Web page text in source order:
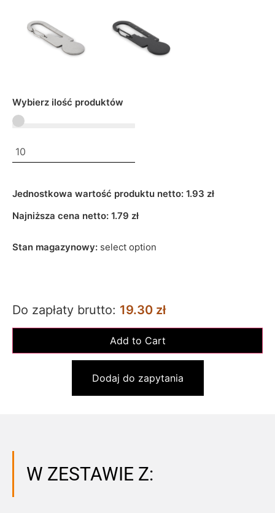
Wybierz ilość produktów
Jednostkowa wartość produktu netto: 1.93 zł
Najniższa cena netto: 1.79 zł
Stan magazynowy: select option
Do zapłaty brutto: 19.30 zł
Dodaj do zapytania
W ZESTAWIE Z: